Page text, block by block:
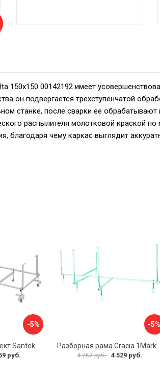
150x150 00142192 имеет
он подвергается трехступенчатой
станке, после сварки ее обрабатывают
распылителя молотковой краской по
благодаря чему каркас выглядит
-5%
Монтажный комплект Santek МОНАКО 1.WH11.2.424 00000045899
руб.
-5%
4 767 руб. 4 529 руб.